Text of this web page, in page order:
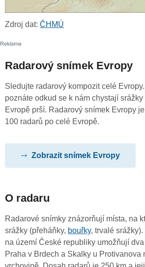
Zdroj dat: ČHMÚ
Radarový snímek Evropy
Sledujte radarový kompozit celé
poznáte odkud se k nám chystají
Evropě prší. Radarový snímek Evropy
100 radarů po celé Evropě.
Zobrazit snímek Evropy
O radaru
Radarové snímky znázorňují místa, na
srážky (přeháňky, bouřky, trvalé
na území České republiky umožňují
Praha v Brdech a Skalky u Protivanova